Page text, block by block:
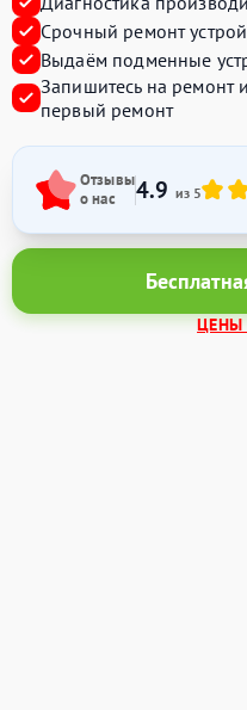
Срочный ремонт
Выдаём подменные
Запишитесь на ремонт
первый ремонт
Отзывы
о нас
4.9 из 5
ЦЕНЫ